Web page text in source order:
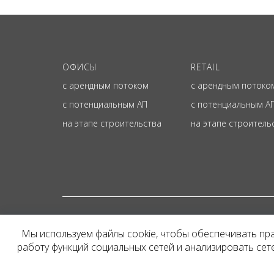
ОФИСЫ
с арендным потоком
с потенциальным АП
на этапе строительства
RETAIL
с арендным
с потенциальным
на этапе
Представленная на
и не является
Мы используем файлы cookie, чтобы обеспечивать
работу функций социальных сетей и анализировать